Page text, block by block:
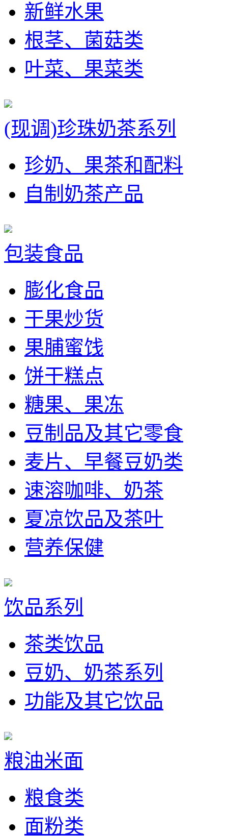
新鲜水果
根茎、菌菇类
叶菜、果菜类
(现调)珍珠奶茶系列
珍奶、果茶和配料
自制奶茶产品
包装食品
膨化食品
干果炒货
果脯蜜饯
饼干糕点
糖果、果冻
豆制品及其它零食
麦片、早餐豆奶类
速溶咖啡、奶茶
夏凉饮品及茶叶
营养保健
饮品系列
茶类饮品
豆奶、奶茶系列
功能及其它饮品
粮油米面
粮食类
面粉类